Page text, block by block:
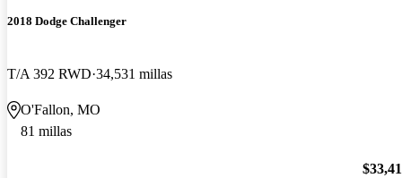
2018 Dodge Challenger
T/A 392 RWD 34,531 millas
O'Fallon, MO
81 millas